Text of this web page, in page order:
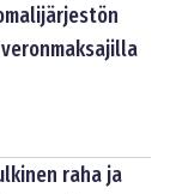
raha ja